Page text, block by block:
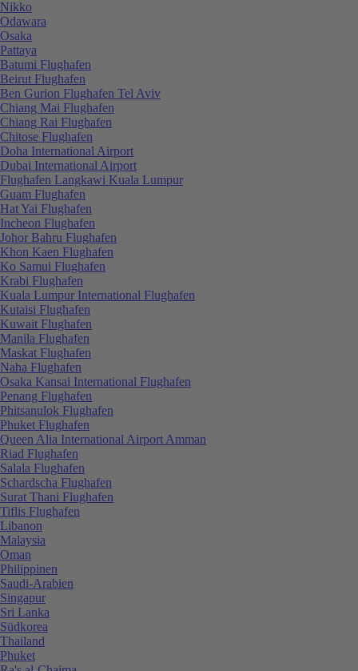
Nikko
Odawara
Osaka
Pattaya
Batumi Flughafen
Beirut Flughafen
Ben Gurion Flughafen Tel Aviv
Chiang Mai Flughafen
Chiang Rai Flughafen
Chitose Flughafen
Doha International Airport
Dubai International Airport
Flughafen Langkawi Kuala Lumpur
Guam Flughafen
Hat Yai Flughafen
Incheon Flughafen
Johor Bahru Flughafen
Khon Kaen Flughafen
Ko Samui Flughafen
Krabi Flughafen
Kuala Lumpur International Flughafen
Kutaisi Flughafen
Kuwait Flughafen
Manila Flughafen
Maskat Flughafen
Naha Flughafen
Osaka Kansai International Flughafen
Penang Flughafen
Phitsanulok Flughafen
Phuket Flughafen
Queen Alia International Airport Amman
Riad Flughafen
Salala Flughafen
Schardscha Flughafen
Surat Thani Flughafen
Tiflis Flughafen
Libanon
Malaysia
Oman
Philippinen
Saudi-Arabien
Singapur
Sri Lanka
Südkorea
Thailand
Phuket